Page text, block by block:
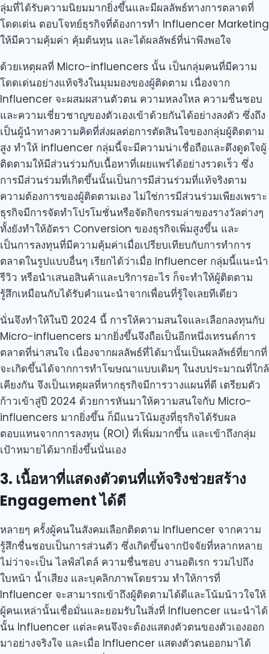
ลุ่มที่ได้รับความนิยมมากยิ่งขึ้นและมีผลลัพธ์ทางการตลาดที่
โดดเด่น ตอบโจทย์ธุรกิจที่ต้องการทำ Influencer Marketing
ให้มีความคุ้มค่า คุ้มต้นทุน และได้ผลลัพธ์ที่น่าพึงพอใจ
ด้วยเหตุผลที่ Micro-influencers นั้น เป็นกลุ่มคนที่มีความ
โดดเด่นอย่างแท้จริงในมุมมองของผู้ติดตาม เนื่องจาก
Influencer จะผสมผสานตัวตน ความหลงใหล ความชื่นชอบ
และความเชี่ยวชาญของตัวเองเข้าด้วยกันได้อย่างลงตัว ซึ่งถึง
เป็นผู้นำทางความคิดที่ส่งผลต่อการตัดสินใจของกลุ่มผู้ติดตาม
สูง ทำให้ influencer กลุ่มนี้จะมีความน่าเชื่อถือและดึงดูดใจผู้
ติดตามให้มีส่วนร่วมกับเนื้อหาที่เผยแพร่ได้อย่างรวดเร็ว ซึ่ง
การมีส่วนร่วมที่เกิดขึ้นนั้นเป็นการมีส่วนร่วมที่แท้จริงตาม
ความต้องการของผู้ติดตามเอง ไม่ใช่การมีส่วนร่วมเพียงเพราะ
ธุรกิจมีการจัดทำโปรโมชั่นหรือจัดกิจกรรมล่าของรางวัลต่างๆ
ทั้งยังทำให้อัตรา Conversion ของธุรกิจเพิ่มสูงขึ้น และ
เป็นการลงทุนที่มีความคุ้มค่าเมื่อเปรียบเทียบกับการทำการ
ตลาดในรูปแบบอื่นๆ เรียกได้ว่าเมื่อ Influencer กลุ่มนี้แนะนำ
รีวิว หรือนำเสนอสินค้าและบริการอะไร ก็จะทำให้ผู้ติดตาม
รู้สึกเหมือนกับได้รับคำแนะนำจากเพื่อนที่รู้ใจเลยทีเดียว
นั่นจึงทำให้ในปี 2024 นี้ การให้ความสนใจและเลือกลงทุนกับ
Micro-influencers มากยิ่งขึ้นจึงถือเป็นอีกหนึ่งเทรนด์การ
ตลาดที่น่าสนใจ เนื่องจากผลลัพธ์ที่ได้มานั้นเป็นผลลัพธ์ที่ยากที่
จะเกิดขึ้นได้จากการทำโฆษณาแบบเดิมๆ ในงบประมาณที่ใกล้
เคียงกัน จึงเป็นเหตุผลที่หากธุรกิจมีการวางแผนที่ดี เตรียมตัว
ก้าวเข้าสู่ปี 2024 ด้วยการหันมาให้ความสนใจกับ Micro-
influencers มากยิ่งขึ้น ก็มีแนวโน้มสูงที่ธุรกิจได้รับผล
ตอบแทนจากการลงทุน (ROI) ที่เพิ่มมากขึ้น และเข้าถึงกลุ่ม
เป้าหมายได้มากยิ่งขึ้นนั่นเอง
3. เนื้อหาที่แสดงตัวตนที่แท้จริงช่วยสร้าง
Engagement ได้ดี
หลายๆ ครั้งผู้คนในสังคมเลือกติดตาม Influencer จากความ
รู้สึกชื่นชอบเป็นการส่วนตัว ซึ่งเกิดขึ้นจากปัจจัยที่หลากหลาย
ไม่ว่าจะเป็น ไลฟ์สไตล์ ความชื่นชอบ งานอดิเรก รวมไปถึง
ใบหน้า น้ำเสียง และบุคลิกภาพโดยรวม ทำให้การที่
Influencer จะสามารถเข้าถึงผู้ติดตามได้ดีและโน้มน้าวใจให้
ผู้คนเหล่านั้นเชื่อมั่นและยอมรับในสิ่งที่ Influencer แนะนำได้
นั้น Influencer แต่ละคนจึงจะต้องแสดงตัวตนของตัวเองออก
มาอย่างจริงใจ และเมื่อ Influencer แสดงตัวตนออกมาได้